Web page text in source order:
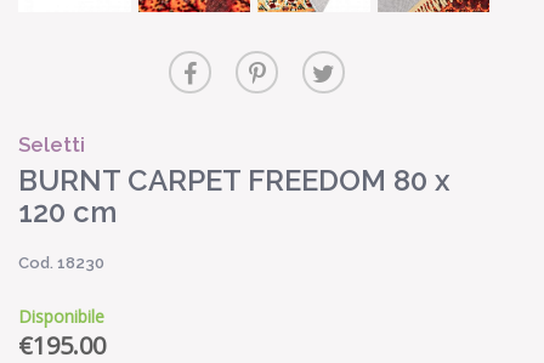
Seletti
BURNT CARPET FREEDOM 80 x
120 cm
Cod. 18230
Disponibile
€195.00